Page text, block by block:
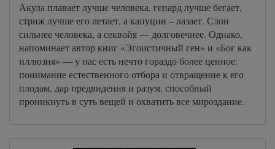
Акула плавает лучше человека, гепард лучше бегает,
стриж лучше его летает, а капуцин – лазает. Слон
сильнее человека, а секвойя ― долговечнее. Однако,
напоминает автор книг «Эгоистичный ген» и «Бог как
иллюзия» ― у нас есть нечто гораздо более ценное:
понимание естественного отбора и отвращение к его
плодам, дар предвидения и разум, способный
проникнуть в суть вещей и охватить все мироздание.